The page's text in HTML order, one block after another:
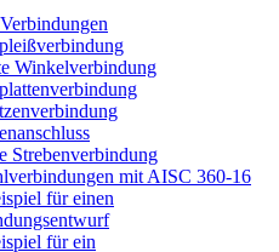
Winkelverbindung
Strebenverbindung
mit AISC 360-16
für einen
für ein